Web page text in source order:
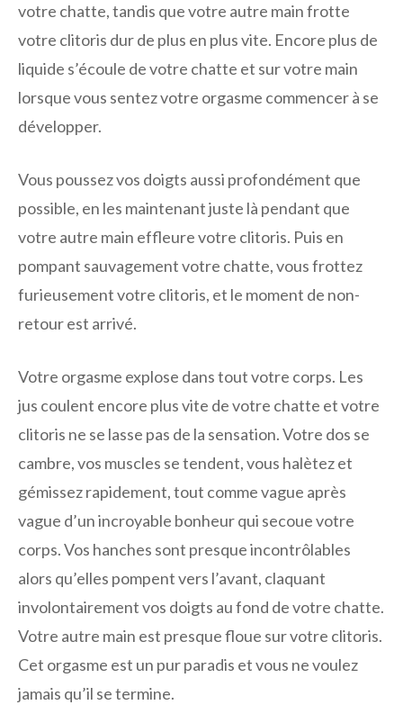
votre chatte, tandis que votre autre main frotte
votre clitoris dur de plus en plus vite. Encore plus de
liquide s’écoule de votre chatte et sur votre main
lorsque vous sentez votre orgasme commencer à se
développer.
Vous poussez vos doigts aussi profondément que
possible, en les maintenant juste là pendant que
votre autre main effleure votre clitoris. Puis en
pompant sauvagement votre chatte, vous frottez
furieusement votre clitoris, et le moment de non-
retour est arrivé.
Votre orgasme explose dans tout votre corps. Les
jus coulent encore plus vite de votre chatte et votre
clitoris ne se lasse pas de la sensation. Votre dos se
cambre, vos muscles se tendent, vous halètez et
gémissez rapidement, tout comme vague après
vague d’un incroyable bonheur qui secoue votre
corps. Vos hanches sont presque incontrôlables
alors qu’elles pompent vers l’avant, claquant
involontairement vos doigts au fond de votre chatte.
Votre autre main est presque floue sur votre clitoris.
Cet orgasme est un pur paradis et vous ne voulez
jamais qu’il se termine.